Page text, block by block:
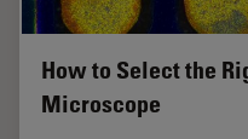
How to Select the
Microscope